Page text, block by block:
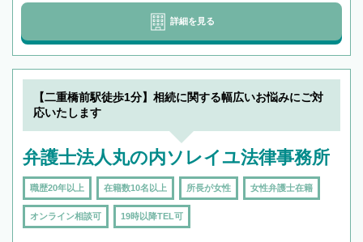
詳細を見る
【二重橋前駅徒歩1分】相続に関する幅広いお悩みにご対
応いたします
弁護士法人丸の内ソレイユ法律事務所
職歴20年以上 在籍数10名以上 所長が女性 女性弁護士在籍
オンライン相談可 19時以降TEL可